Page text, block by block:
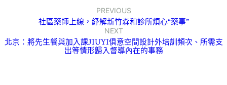
PREVIOUS
社區藥師上線，紓解新竹森和診所煩心“藥事”
NEXT
北京：將先生餐與加入課JIUYI俱意空間設計外培訓頻次、所需支
出等情形歸入督導內在的事務